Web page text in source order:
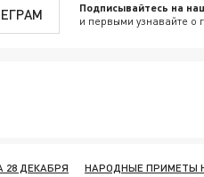
Подписывайтесь на
и первыми узнавайте о
ДЕКАБРЯ НАРОДНЫЕ ПРИМЕТЫ